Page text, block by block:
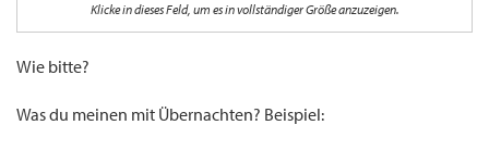
Ja, die Route führt alledings immer über AMS (~ 1600 €) + Übernachtung das kostet
Gruß
Goldi
Klicke in dieses Feld, um es in vollständiger Größe anzuzeigen.
Wie bitte?
Was du meinen mit Übernachten? Beispiel: